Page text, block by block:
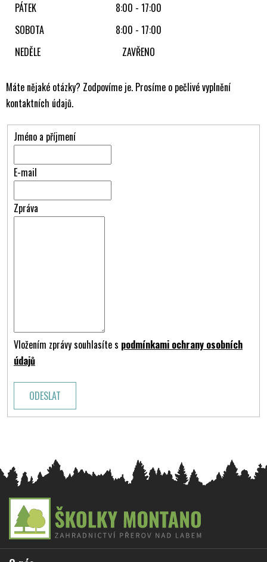
PÁTEK
8:00 - 17:00
SOBOTA
8:00 - 17:00
NEDĚLE
ZAVŘENO
Máte nějaké otázky? Zodpovíme je. Prosíme o pečlivé vyplnění
kontaktních údajů.
Jméno a příjmení
E-mail
Zpráva
Vložením zprávy souhlasíte s podmínkami ochrany osobních
údajů
ODESLAT
a